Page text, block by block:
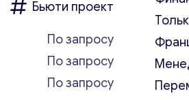
Бьюти проект
По запросу
По запросу
По запросу